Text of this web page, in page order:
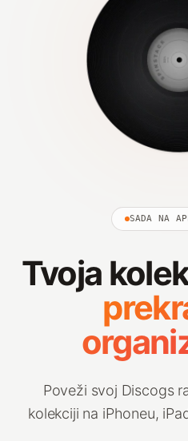
SADA NA
Tvoja
Poveži svoj Discogs
kolekciji na iPhoneu,